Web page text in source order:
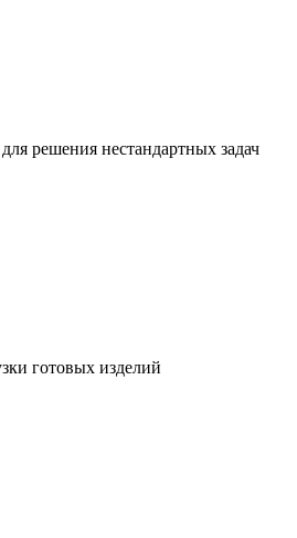
решения нестандартных задач
готовых изделий